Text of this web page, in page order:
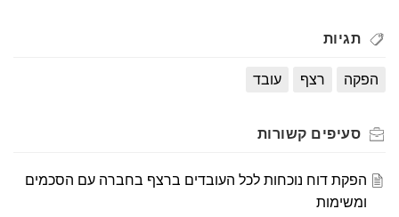
תגיות
הפקה רצף עובד
סעיפים קשורות
הפקת דוח נוכחות לכל העובדים ברצף בחברה עם הסכמים
ומשימות